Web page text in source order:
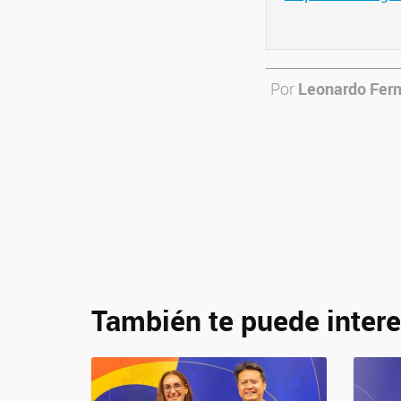
Por Leonardo
También te puede